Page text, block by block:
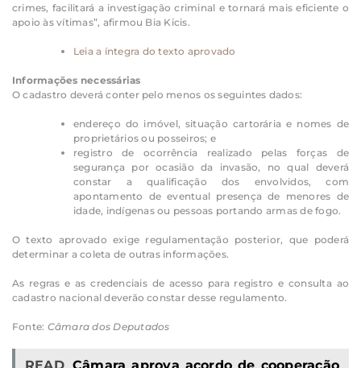
crimes, facilitará a investigação criminal e tornará mais eficiente o
apoio às vítimas”, afirmou Bia Kicis.
Leia a íntegra do texto aprovado
Informações necessárias
O cadastro deverá conter pelo menos os seguintes dados:
endereço do imóvel, situação cartorária e nomes de
proprietários ou posseiros; e
registro de ocorrência realizado pelas forças de
segurança por ocasião da invasão, no qual deverá
constar a qualificação dos envolvidos, com
apontamento de eventual presença de menores de
idade, indígenas ou pessoas portando armas de fogo.
O texto aprovado exige regulamentação posterior, que poderá
determinar a coleta de outras informações.
As regras e as credenciais de acesso para registro e consulta ao
cadastro nacional deverão constar desse regulamento.
Fonte: Câmara dos Deputados
READ Câmara aprova acordo de cooperação